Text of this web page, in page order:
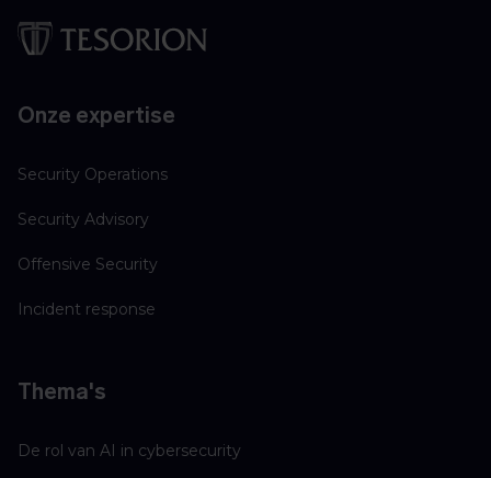
Onze expertise
Security Operations
Security Advisory
Offensive Security
Incident response
Thema's
De rol van AI in cybersecurity